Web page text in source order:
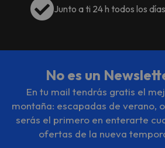
estación
elHotel
descubre el
Junto a ti 24 h todos los
No es un
En tu mail tendrás gratis el
montaña: escapadas de verano,
serás el primero en enterarte
ofertas de la nueva